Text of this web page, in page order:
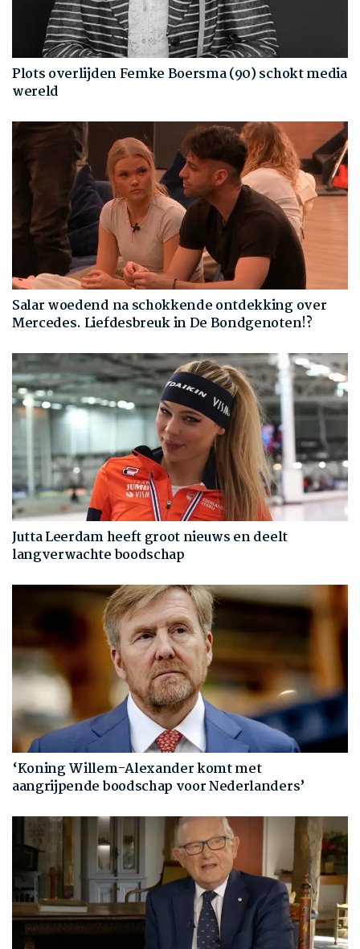
Plots overlijden Femke Boersma (90) schokt media
wereld
Salar woedend na schokkende ontdekking over
Mercedes. Liefdesbreuk in De Bondgenoten!?
Jutta Leerdam heeft groot nieuws en deelt
langverwachte boodschap
‘Koning Willem-Alexander komt met
aangrijpende boodschap voor Nederlanders’